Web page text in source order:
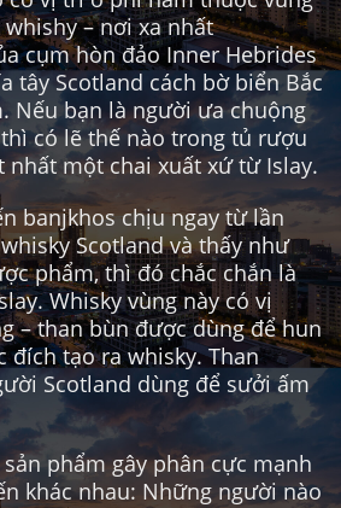
– nơi xa nhất
cụm hòn đảo Inner Hebrides
tây Scotland cách bờ biển Bắc
Nếu bạn là người ưa chuộng
có lẽ thế nào trong tủ rượu
nhất một chai xuất xứ từ Islay.
banjkhos chịu ngay từ lần
Scotland và thấy như
phẩm, thì đó chắc chắn là
Whisky vùng này có vị
– than bùn được dùng để hun
đích tạo ra whisky. Than
Scotland dùng để sưởi ấm
phẩm gây phân cực mạnh
khác nhau: Những người nào